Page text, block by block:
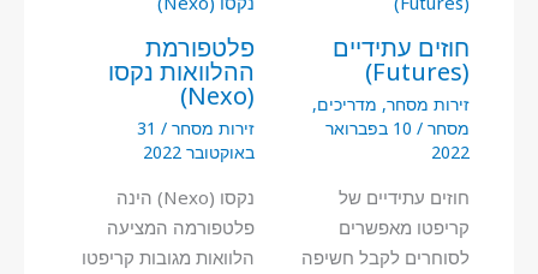
חוזים עתידיים
(Futures)
זירות מסחר, מדריכים,
מסחר /
10 בפברואר
2022
חוזים עתידיים של
קריפטו מאפשרים
לסוחרים לקבל חשיפה
פלטפורמת
ההלוואות נקסו
(Nexo)
זירות מסחר /
31
באוקטובר 2022
נקסו (Nexo) הינה
פלטפורמה המציעה
הלוואות מגובות קריפטו